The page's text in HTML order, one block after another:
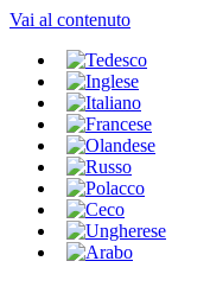
Vai al contenuto